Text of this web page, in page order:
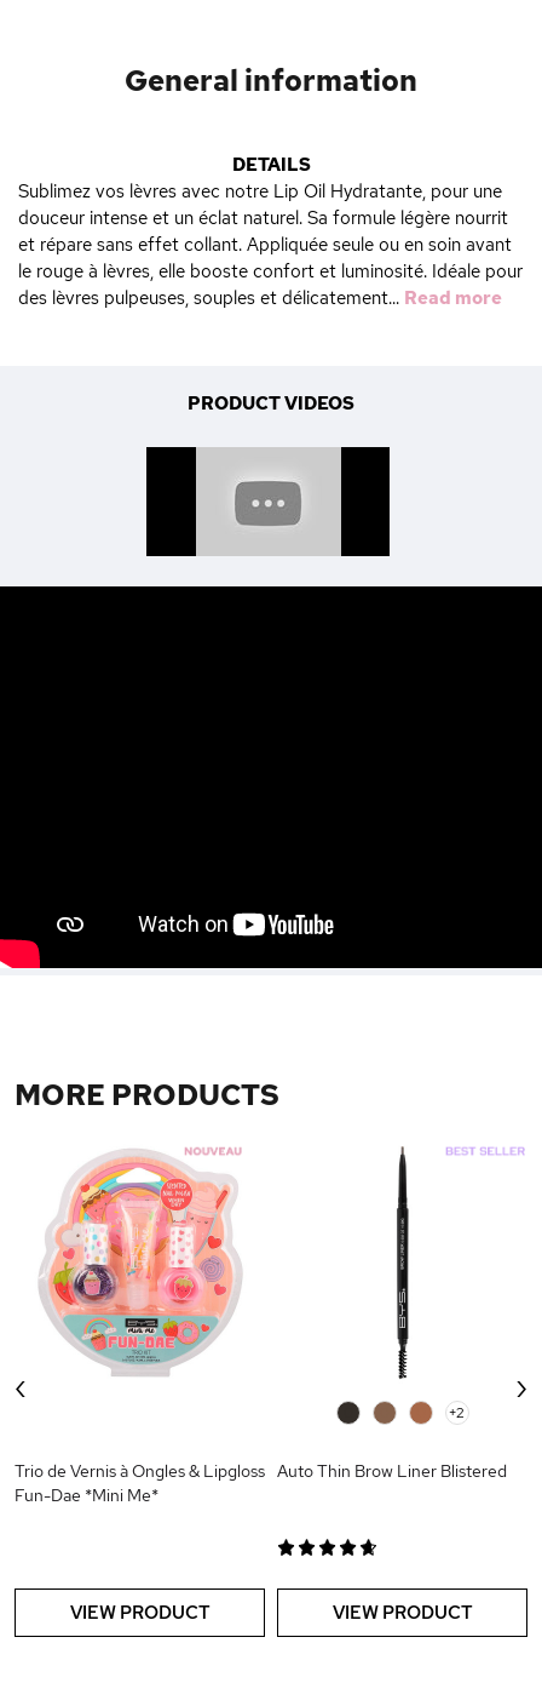
General information
DETAILS
Sublimez vos lèvres avec notre Lip Oil Hydratante, pour une
douceur intense et un éclat naturel. Sa formule légère nourrit
et répare sans effet collant. Appliquée seule ou en soin avant
le rouge à lèvres, elle booste confort et luminosité. Idéale pour
des lèvres pulpeuses, souples et délicatement... Read more
PRODUCT VIDEOS
MORE PRODUCTS
Trio de Vernis à Ongles & Lipgloss
Fun-Dae *Mini Me*
VIEW PRODUCT
+2
Auto Thin Brow Liner Blistered
VIEW PRODUCT
‹ ›